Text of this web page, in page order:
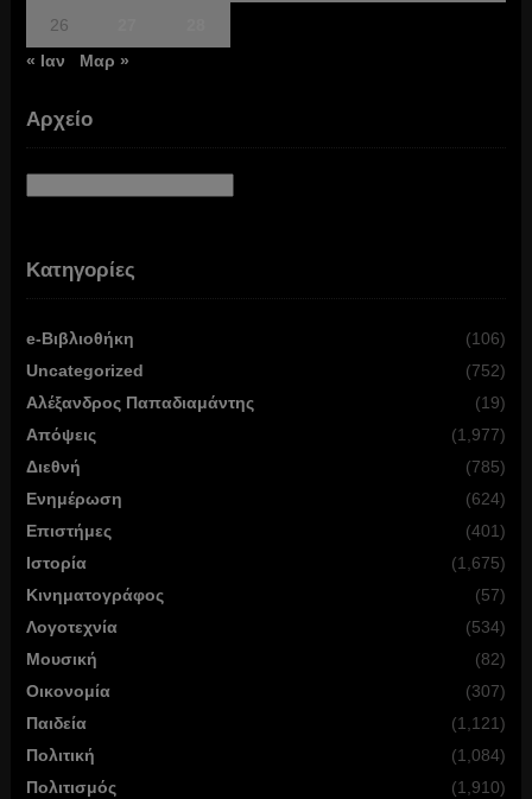
26
« Ιαν
Μαρ »
Αρχείο
Κατηγορίες
e-Βιβλιοθήκη
(106)
Uncategorized
(752)
Αλέξανδρος Παπαδιαμάντης
(19)
Απόψεις
(1,977)
Διεθνή
(785)
Ενημέρωση
(624)
Επιστήμες
(401)
Ιστορία
(1,675)
Κινηματογράφος
(57)
Λογοτεχνία
(534)
Μουσική
(82)
Οικονομία
(307)
Παιδεία
(1,121)
Πολιτική
(1,084)
Πολιτισμός
(1,910)